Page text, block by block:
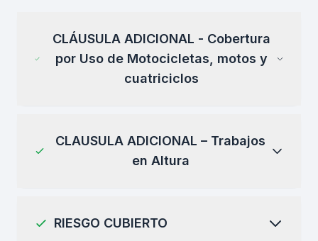
CLÁUSULA ADICIONAL - Cobertura
por Uso de Motocicletas, motos y
cuatriciclos
CLAUSULA ADICIONAL – Trabajos
en Altura
RIESGO CUBIERTO